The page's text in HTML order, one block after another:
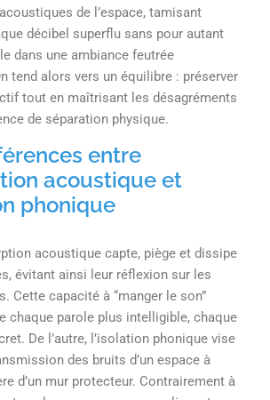
de l’espace, tamisant
décibel superflu sans pour autant
dans une ambiance feutrée
tend alors vers un équilibre : préserver
tout en maîtrisant les désagréments
de séparation physique.
entre
acoustique et
phonique
acoustique capte, piège et dissipe
évitant ainsi leur réflexion sur les
Cette capacité à “manger le son”
chaque parole plus intelligible, chaque
De l’autre, l’isolation phonique vise
des bruits d’un espace à
d’un mur protecteur. Contrairement à